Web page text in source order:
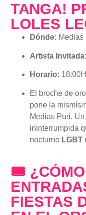
TANGA!
LOLES
Dónde: Medias
Artista Invitada:
Horario:
El broche de
pone la
Medias Puri.
ininterrumpida
nocturno LGBT
🎟 ¿CÓMO
FIESTAS